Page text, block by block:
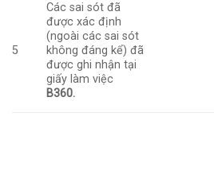
5
Các sai sót đã
được xác định
(ngoài các sai sót
không đáng kể) đã
được ghi nhận tại
giấy làm việc
B360.